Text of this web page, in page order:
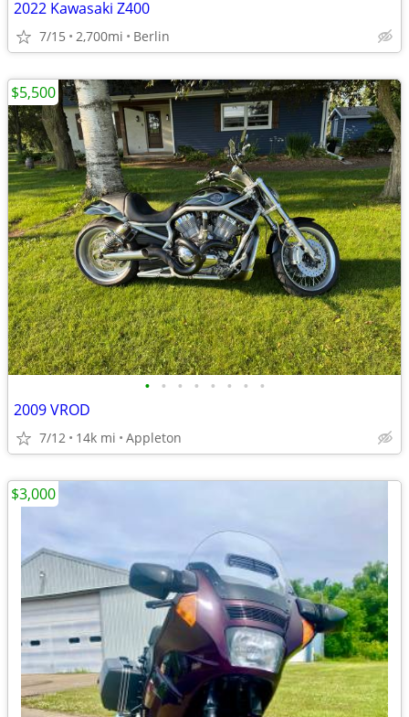
2022 Kawasaki Z400
7/15 2,700mi Berlin
• • • • • • • •
2009 VROD
7/12 14k mi Appleton
$5,500
$3,000